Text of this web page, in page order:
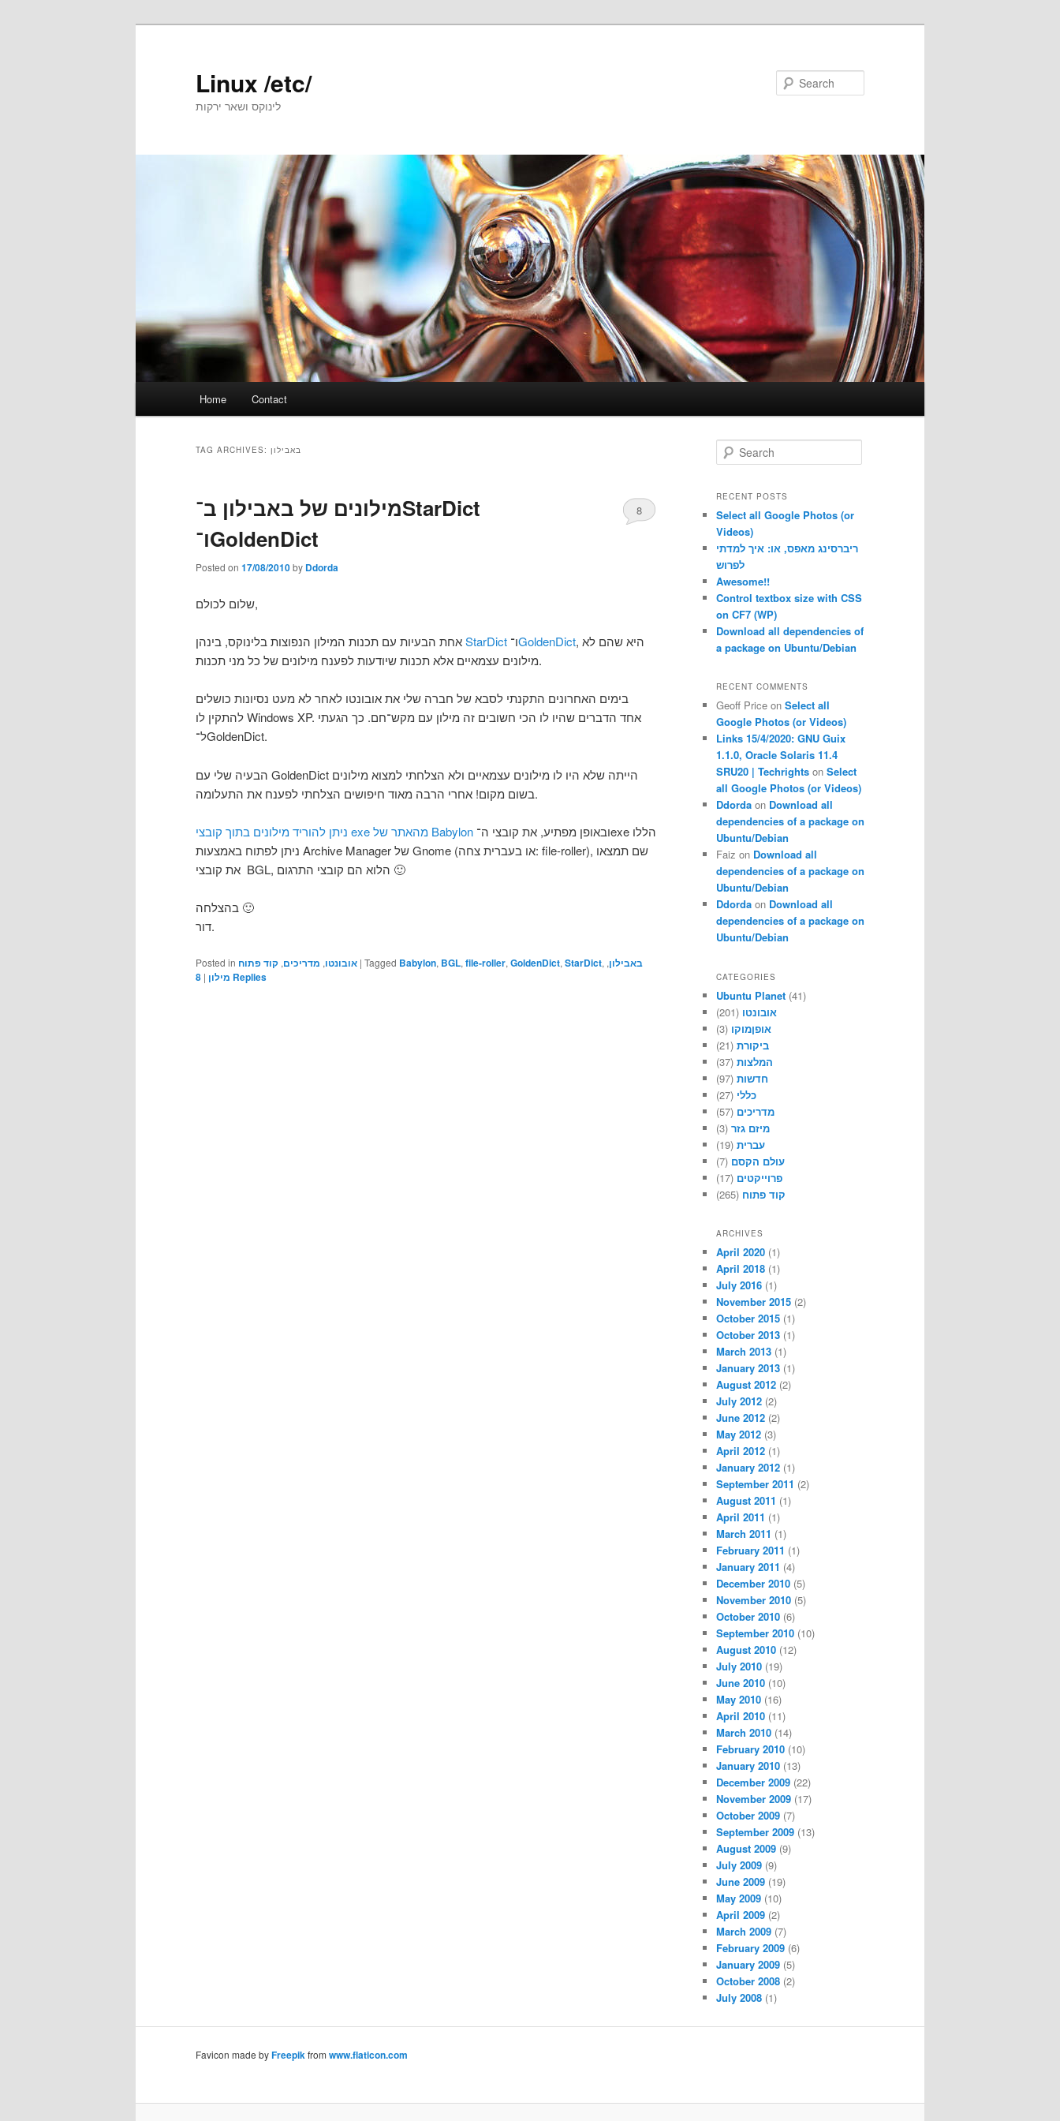
Linux /etc/
לינוקס ושאר ירקות
Home Contact
TAG ARCHIVES: באבילון
מילונים של באבילון ב־StarDict
ו־GoldenDict
Posted on 17/08/2010by Ddorda
8
שלום לכולם,
StarDict ו־GoldenDict, היא שהם לא
מילונים עצמאיים אלא תכנות שיודעות לפענח מילונים של כל מני תכנות.
בימים האחרונים התקנתי לסבא של חברה שלי את אובונטו לאחר לא מעט נסיונות כושלים
להתקין לו Windows XP. אחד הדברים שהיו לו הכי חשובים זה מילון עם מקש־חם. כך הגעתי
ל־GoldenDict.
הבעיה שלי עם GoldenDict הייתה שלא היו לו מילונים עצמאיים ולא הצלחתי למצוא מילונים
בשום מקום! אחרי הרבה מאוד חיפושים הצלחתי לפענח את התעלומה.
ניתן להוריד מילונים בתוך קובצי exe מהאתר של Babylon
ניתן לפתוח באמצעות Archive Manager של Gnome (או בעברית צחה: file-roller), שם תמצאו
את קובצי BGL, הלוא הם קובצי התרגום 🙂
בהצלחה 🙂
דור.
Posted in אובונטו, מדריכים, קוד פתוח | Tagged Babylon, BGL, file-roller, GoldenDict, StarDict, באבילון,
מילון |
8 Replies
e
r
h
RECENT POSTS
Select all Google Photos (or
Videos)
ריברסינג מאפס, או: איך למדתי
לפרוש
Awesome!!
Control textbox size with CSS
on CF7 (WP)
Download all dependencies of
a package on Ubuntu/Debian
RECENT COMMENTS
Geoff Price on Select all
Google Photos (or Videos)
Links 15/4/2020: GNU Guix
1.1.0, Oracle Solaris 11.4
SRU20 | Techrights on Select
all Google Photos (or Videos)
Ddorda on Download all
dependencies of a package on
Ubuntu/Debian
Faiz on Download all
dependencies of a package on
Ubuntu/Debian
Ddorda on Download all
dependencies of a package on
Ubuntu/Debian
CATEGORIES
Ubuntu Planet (41)
אובונטו (201)
אופןמוקו (3)
ביקורת (21)
המלצות (37)
חדשות (97)
כללי (27)
מדריכים (57)
מיזם גזר (3)
עברית (19)
עולם הקסם (7)
פרוייקטים (17)
קוד פתוח (265)
ARCHIVES
April 2020 (1)
April 2018 (1)
July 2016 (1)
November 2015 (2)
October 2015 (1)
October 2013 (1)
March 2013 (1)
January 2013 (1)
August 2012 (2)
July 2012 (2)
June 2012 (2)
May 2012 (3)
April 2012 (1)
January 2012 (1)
September 2011 (2)
August 2011 (1)
April 2011 (1)
March 2011 (1)
February 2011 (1)
January 2011 (4)
December 2010 (5)
November 2010 (5)
October 2010 (6)
September 2010 (10)
August 2010 (12)
July 2010 (19)
June 2010 (10)
May 2010 (16)
April 2010 (11)
March 2010 (14)
February 2010 (10)
January 2010 (13)
December 2009 (22)
November 2009 (17)
October 2009 (7)
September 2009 (13)
August 2009 (9)
July 2009 (9)
June 2009 (19)
May 2009 (10)
April 2009 (2)
March 2009 (7)
February 2009 (6)
January 2009 (5)
October 2008 (2)
July 2008 (1)
Favicon made byFreepikfrom www.flaticon.com